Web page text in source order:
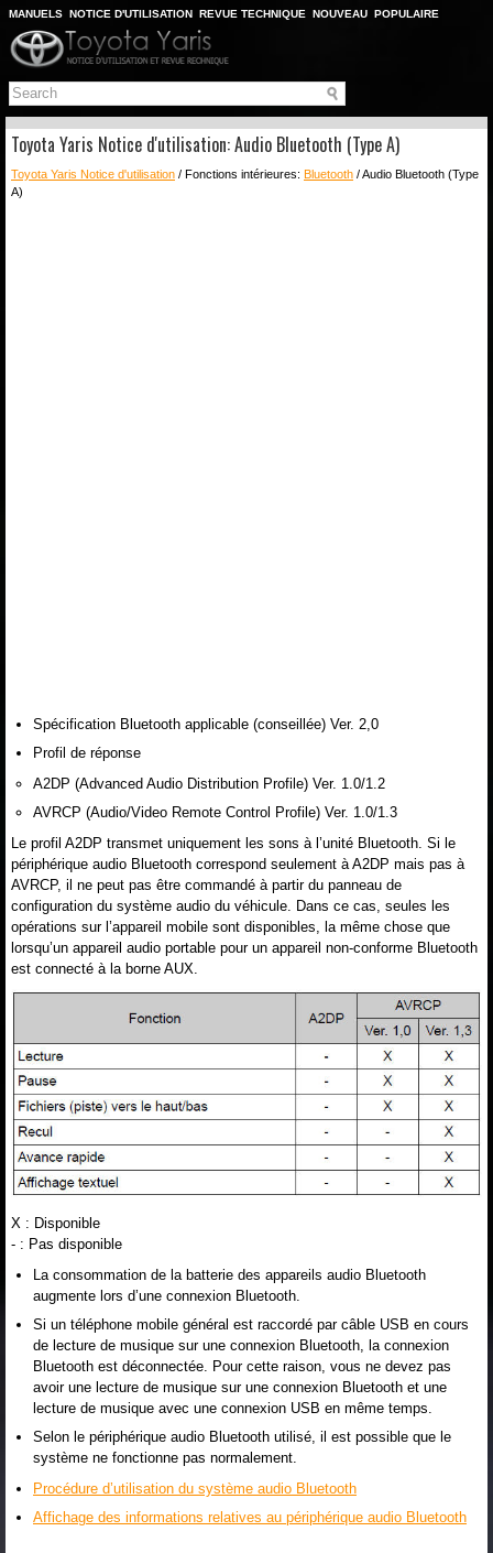
MANUELS NOTICE D'UTILISATION REVUE TECHNIQUE NOUVEAU POPULAIRE
PLAN DU SITE
CHERCHER
Toyota Yaris Notice d'utilisation: Audio Bluetooth (Type A)
Toyota Yaris Notice d'utilisation / Fonctions intérieures: Bluetooth / Audio Bluetooth (Type
A)
Spécification Bluetooth applicable (conseillée) Ver. 2,0
Profil de réponse
A2DP (Advanced Audio Distribution Profile) Ver. 1.0/1.2
AVRCP (Audio/Video Remote Control Profile) Ver. 1.0/1.3
Le profil A2DP transmet uniquement les sons à l’unité Bluetooth. Si le
périphérique audio Bluetooth correspond seulement à A2DP mais pas à
AVRCP, il ne peut pas être commandé à partir du panneau de
configuration du système audio du véhicule. Dans ce cas, seules les
opérations sur l’appareil mobile sont disponibles, la même chose que
lorsqu’un appareil audio portable pour un appareil non-conforme Bluetooth
est connecté à la borne AUX.
X : Disponible
- : Pas disponible
La consommation de la batterie des appareils audio Bluetooth
augmente lors d’une connexion Bluetooth.
Si un téléphone mobile général est raccordé par câble USB en cours
de lecture de musique sur une connexion Bluetooth, la connexion
Bluetooth est déconnectée. Pour cette raison, vous ne devez pas
avoir une lecture de musique sur une connexion Bluetooth et une
lecture de musique avec une connexion USB en même temps.
Selon le périphérique audio Bluetooth utilisé, il est possible que le
système ne fonctionne pas normalement.
Procédure d’utilisation du système audio Bluetooth
Affichage des informations relatives au périphérique audio Bluetooth